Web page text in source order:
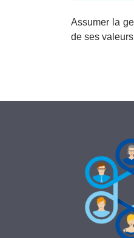
Assumer la
de ses